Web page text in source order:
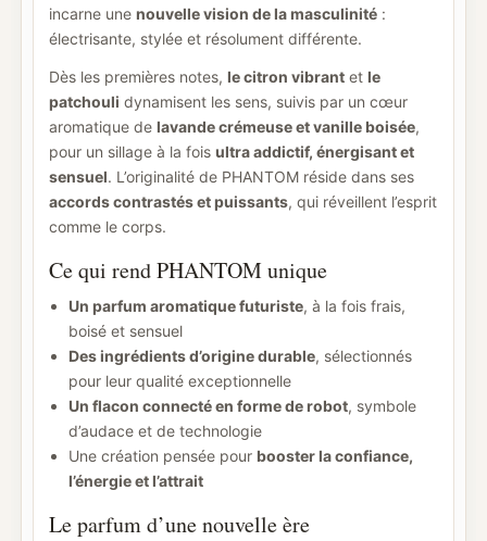
incarne une nouvelle vision de la masculinité :
électrisante, stylée et résolument différente.
Dès les premières notes, le citron vibrant et le
patchouli dynamisent les sens, suivis par un cœur
aromatique de lavande crémeuse et vanille boisée,
pour un sillage à la fois ultra addictif, énergisant et
sensuel. L’originalité de PHANTOM réside dans ses
accords contrastés et puissants, qui réveillent l’esprit
comme le corps.
Ce qui rend PHANTOM unique
Un parfum aromatique futuriste, à la fois frais,
boisé et sensuel
Des ingrédients d’origine durable, sélectionnés
pour leur qualité exceptionnelle
Un flacon connecté en forme de robot, symbole
d’audace et de technologie
Une création pensée pour booster la confiance,
l’énergie et l’attrait
Le parfum d’une nouvelle ère